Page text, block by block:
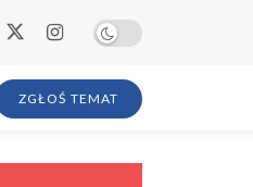
ZGŁOŚ TEMAT